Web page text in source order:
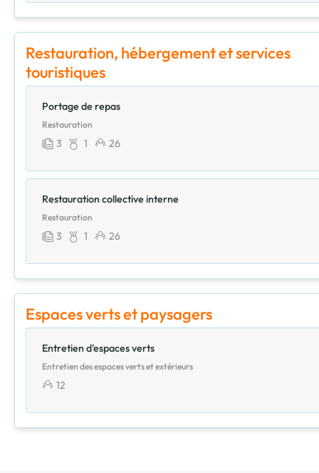
Restauration, hébergement et services
touristiques
Portage de repas
Restauration
3 1 26
Restauration collective interne
Restauration
3 1 26
Espaces verts et paysagers
Entretien d'espaces verts
Entretien des espaces verts et extérieurs
12